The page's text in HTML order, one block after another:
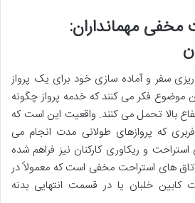
مخفی مهمانداران:
ریزی سفر و آماده سازی خود برای یک پرواز
موضوع فکر می کنند که خدمه پرواز چگونه
بالا تحمل می کنند. واقعیت این است که
که پروازهای طولانی مدت انجام می
استراحت و ریکاوری کارکنان نیز فراهم شده
های استراحت مخفی است که معمولاً در
کابین خلبان یا در قسمت انتهایی بدنه